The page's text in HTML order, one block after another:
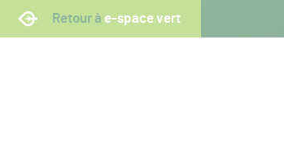
Retour à e-space vert